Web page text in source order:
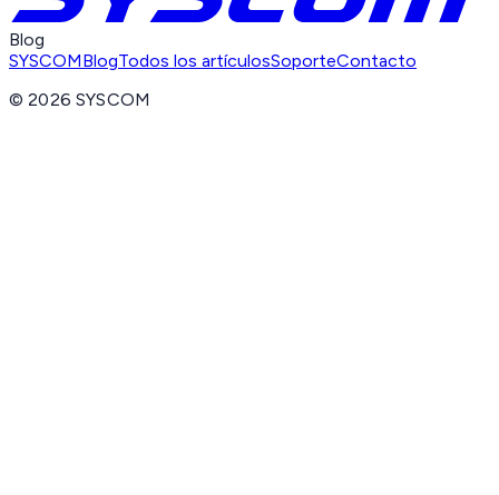
Blog
SYSCOMBlogTodos los artículosSoporteContacto
©2026 SYSCOM